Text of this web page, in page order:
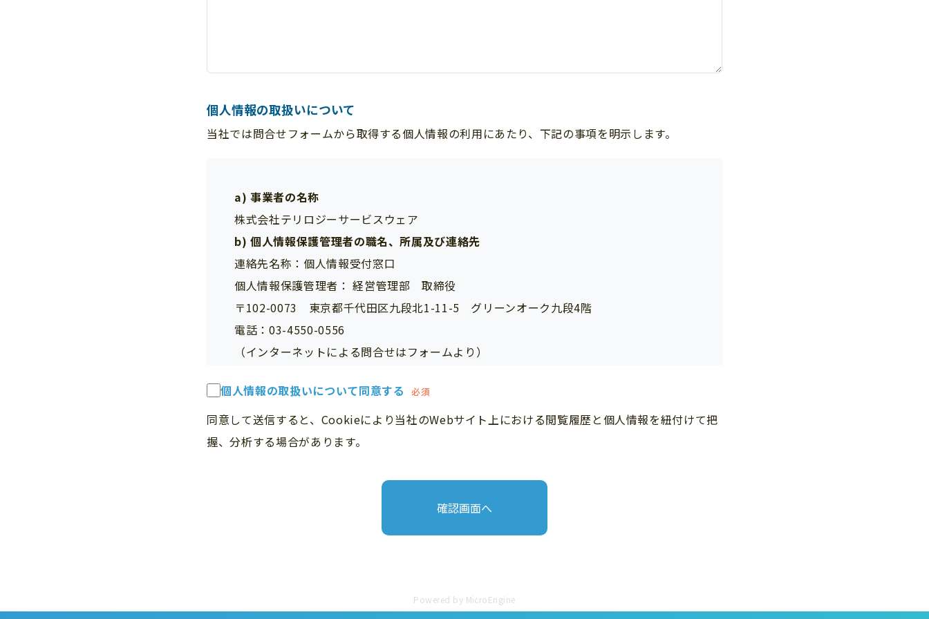
個人情報の取扱いについて
当社では問合せフォームから取得する個人情報の利用にあたり、下記の事項を明示します。
a) 事業者の名称
株式会社テリロジーサービスウェア
b) 個人情報保護管理者の職名、所属及び連絡先
連絡先名称：個人情報受付窓口
個人情報保護管理者： 経営管理部 取締役
〒102-0073 東京都千代田区九段北1-11-5 グリーンオーク九段4階
電話：03-4550-0556
（インターネットによる問合せはフォームより）
当社へのお問合せについてのご回答及びご連絡のため
d) 個人情報を第三者に提供する場合
当社は、法令等による場合を除き、本人の同意を得ずに当フォームにてご提供いただく個
e) 個人情報の取扱いの委託を行う場合
本フォームから取得する個人情報については、外部のサーバを利用し管理を行っておりま
す。 外部委託先については個人情報保護の観点から委託先としての選定評価を実施して
当社は、保有個人情報について、利用目的の通知、開示、訂正、追加又は削除、利用の停
個人情報の取扱いについて同意する 必須
同意して送信すると、Cookieにより当社のWebサイト上における閲覧履歴と個人情報を紐付けて把
握、分析する場合があります。
Powered by MicroEngine